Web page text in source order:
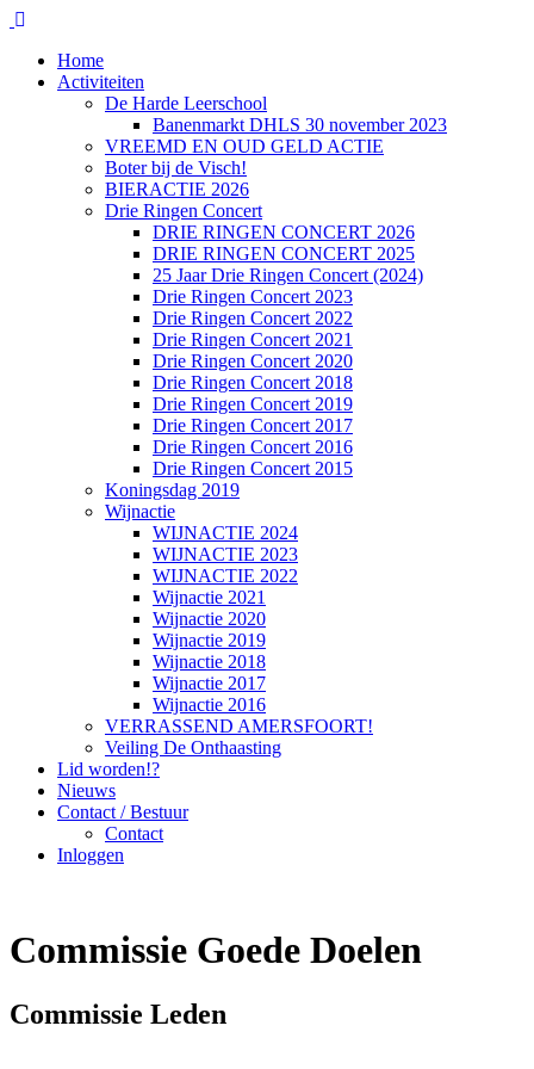
Home
Activiteiten
De Harde Leerschool
Banenmarkt DHLS 30 november 2023
VREEMD EN OUD GELD ACTIE
Boter bij de Visch!
BIERACTIE 2026
Drie Ringen Concert
DRIE RINGEN CONCERT 2026
DRIE RINGEN CONCERT 2025
25 Jaar Drie Ringen Concert (2024)
Drie Ringen Concert 2023
Drie Ringen Concert 2022
Drie Ringen Concert 2021
Drie Ringen Concert 2020
Drie Ringen Concert 2018
Drie Ringen Concert 2019
Drie Ringen Concert 2017
Drie Ringen Concert 2016
Drie Ringen Concert 2015
Koningsdag 2019
Wijnactie
WIJNACTIE 2024
WIJNACTIE 2023
WIJNACTIE 2022
Wijnactie 2021
Wijnactie 2020
Wijnactie 2019
Wijnactie 2018
Wijnactie 2017
Wijnactie 2016
VERRASSEND AMERSFOORT!
Veiling De Onthaasting
Lid worden!?
Nieuws
Contact / Bestuur
Contact
Inloggen
Commissie Goede Doelen
Commissie Leden